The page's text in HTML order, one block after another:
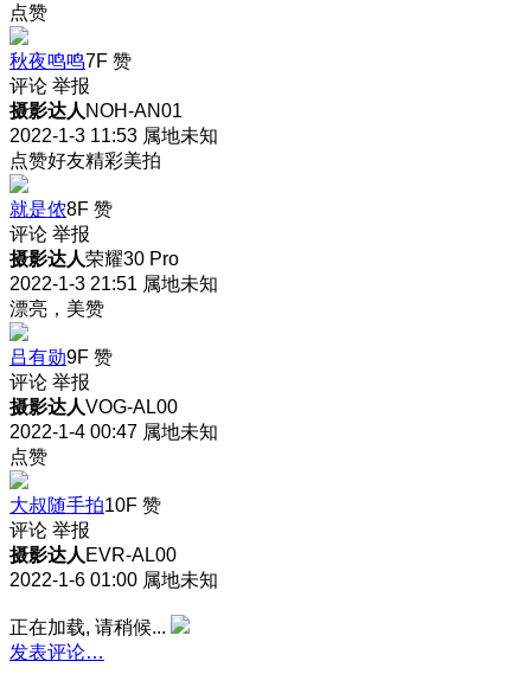
点赞
秋夜鸣鸣7F 赞
评论 举报
摄影达人 NOH-AN01
2022-1-3 11:53 属地未知
点赞好友精彩美拍
就是侬8F 赞
评论 举报
摄影达人荣耀30 Pro
2022-1-3 21:51 属地未知
漂亮，美赞
吕有勋9F 赞
评论 举报
摄影达人VOG-AL00
2022-1-4 00:47 属地未知
点赞
大叔随手拍10F 赞
评论 举报
摄影达人 EVR-AL00
2022-1-6 01:00 属地未知
正在加载, 请稍候...
发表评论…